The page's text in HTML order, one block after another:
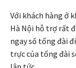
Với khách hàng ở
Hà Nội hỗ trợ rất
ngay số tổng đài
trực của tổng đài